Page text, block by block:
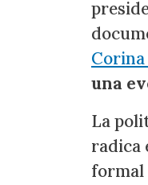
una
La
radica
formal